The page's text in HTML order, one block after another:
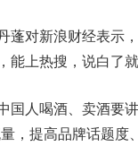
对新浪财经表示，
能上热搜，说白了
人喝酒、卖酒要讲
，提高品牌话题度